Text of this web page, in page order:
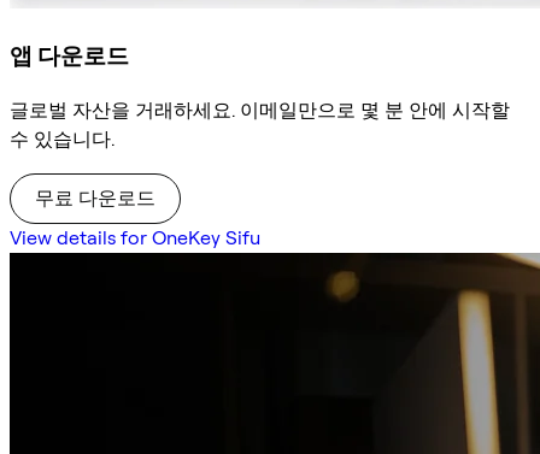
앱 다운로드
글로벌 자산을 거래하세요. 이메일만으로 몇 분 안에 시작할
수 있습니다.
무료 다운로드
View details for OneKey Sifu